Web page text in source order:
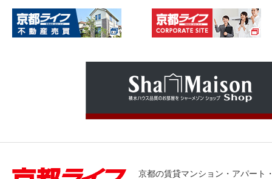
京都の賃貸マンション・アパート